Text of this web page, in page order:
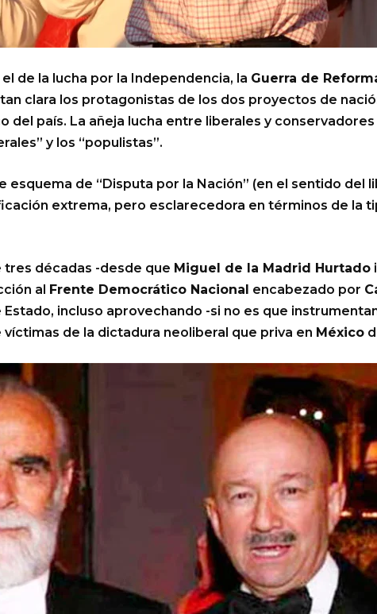
de la lucha por la Independencia, la Guerra de
clara los protagonistas de los dos proyectos de
país. La añeja lucha entre liberales y
y los “populistas”.
de “Disputa por la Nación” (en el sentido del
extrema, pero esclarecedora en términos de la
tres décadas -desde que Miguel de la Madrid Hurtado
al Frente Democrático Nacional encabezado por
incluso aprovechando -si no es que
víctimas de la dictadura neoliberal que priva en México